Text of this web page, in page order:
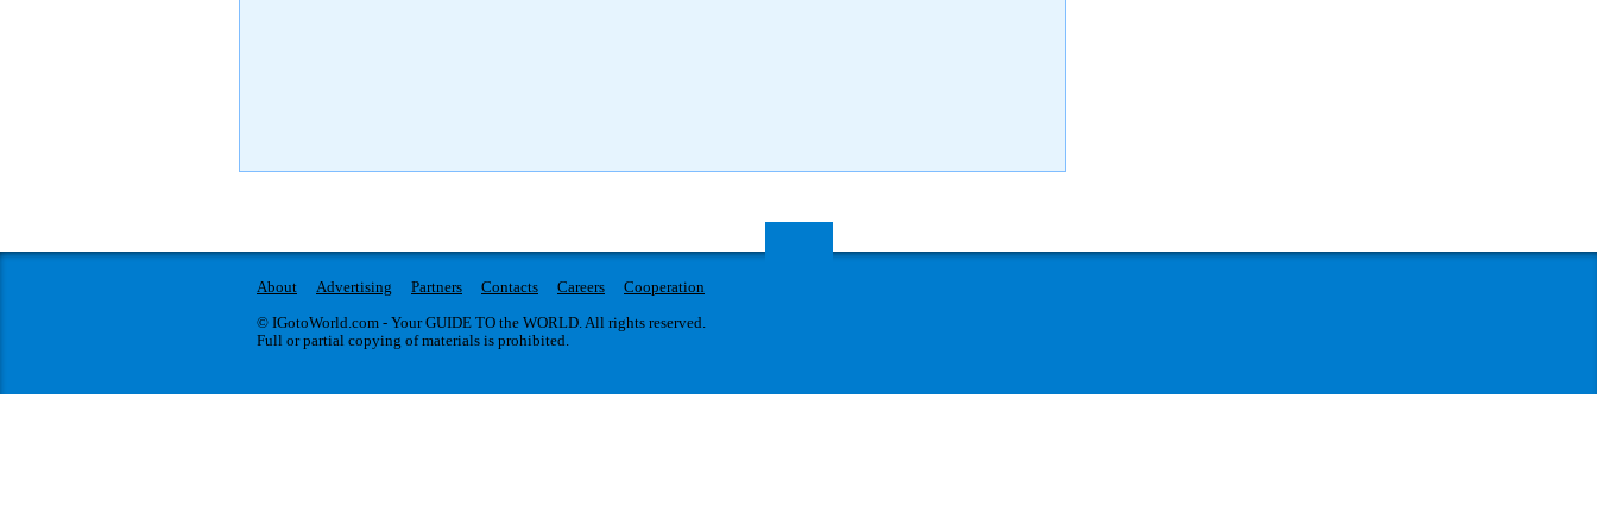
About Advertising Partners Contacts Careers
Cooperation
© IGotoWorld.com - Your GUIDE TO the WORLD. All rights reserved.
Full or partial copying of materials is prohibited.